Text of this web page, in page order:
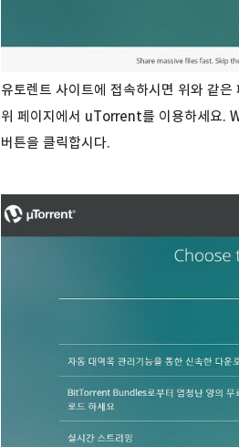
유토렌트 사이트에 접속하시면 위와 같
위 페이지에서 uTorrent를 이용하세요.
버튼을 클릭합시다.